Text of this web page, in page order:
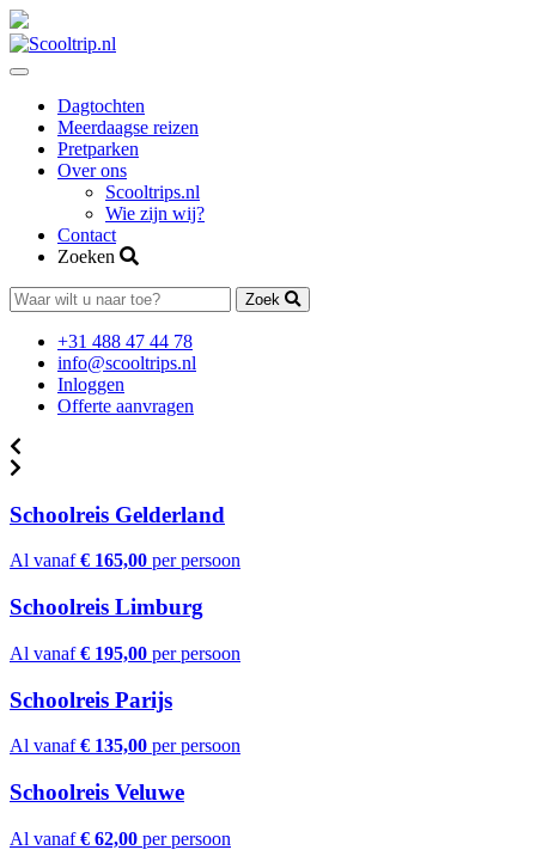
Toggle
navigationDagtochten
Meerdaagse reizen
Pretparken
Over ons
Scooltrips.nl
Wie zijn wij?
Contact
Zoeken
Zoek
+31 488 47 44 78
info@scooltrips.nl
Inloggen
Offerte aanvragen
Schoolreis Gelderland
Al vanaf€ 165,00 per persoon
Schoolreis Limburg
Al vanaf€ 195,00 per persoon
Schoolreis Parijs
Al vanaf€ 135,00 per persoon
Schoolreis Veluwe
Al vanaf€ 62,00 per persoon